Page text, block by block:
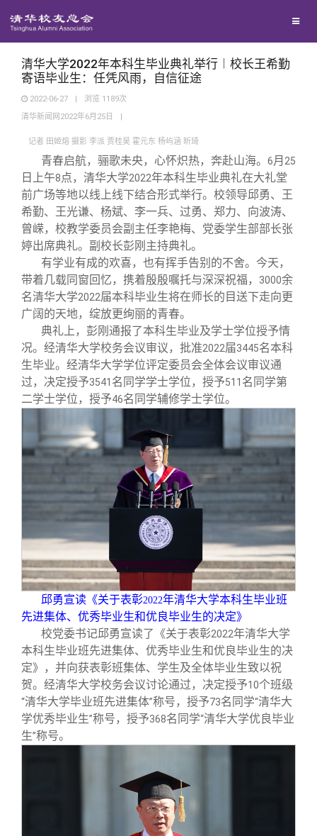
地区联络
年级联络
院系校友工作
专业委员会
兴趣群体
西南联大校友会
回馈母校
捐赠项目
捐赠新闻
捐赠纪事
捐赠方法
义工计划
媒体平台
《清华校友通讯》
《水木清华》
我要订阅
新媒体平台
百年清华
清华人物
清华故事
青春风采
校友文苑
校友讲坛
校友视界
校友服务
终身学习
信息化服务
三创大赛
实用信息
校友总会
总会简介
会长致辞
总会章程
理事会名单
制度法规
联系我们
关闭
清华大学2022年本科生毕业典礼举行︱校长王希勤
寄语毕业生：任凭风雨，自信征途
2022-06-27 | 浏览 1189次
清华新闻网2022年6月25日
|
记者 田姬熔 摄影 李派 贾桂昊 霍元东 杨屿涵 昕琦
青春启航，骊歌未央，心怀炽热，奔赴山海。 6月 25
日上午8点，清华大学2022年本科生毕业典礼在大礼堂
前广场等地以线上线下结合形式举行。校领导邱勇、王
希勤、王光谦、杨斌、李一兵、过勇、郑力、向波涛、
曾嵘，校教学委员会副主任李艳梅、党委学生部部长张
婷出席典礼。副校长彭刚主持典礼。
有学业有成的欢喜，也有挥手告别的不舍。今天，
带着几载同窗回忆，携着殷殷嘱托与深深祝福，
3000余
名清华大学2022届本科毕业生将在师长的目送下走向更
广阔的天地，绽放更绚丽的青春。
典礼上，彭刚通报了本科生毕业及学士学位授予情
况。经清华大学校务会议审议，批准2022届3445名本科
生毕业。经清华大学学位评定委员会全体会议审议通
过，决定授予3541 名同学学士学位，授予511 名同学第
二学士学位，授予46名同学辅修学士学位。
邱勇宣读《关于表彰2022年清华大学本科生毕业班
先进集体、优秀毕业生和优良毕业生的决定》
校党委书记邱勇宣读了《关于表彰2022年清华大学
本科生毕业班先进集体、优秀毕业生和优良毕业生的决
定》，并向获表彰班集体、学生及全体毕业生致以祝
贺。经清华大学校务会议讨论通过，决定授予10个班级
“清华大学毕业班先进集体”称号，授予73名同学“清华大
学优秀毕业生”称号，授予368名同学“清华大学优良毕业
生”称号。